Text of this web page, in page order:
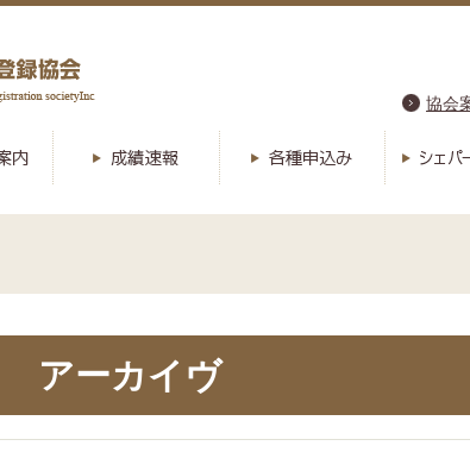
協会
アーカイヴ